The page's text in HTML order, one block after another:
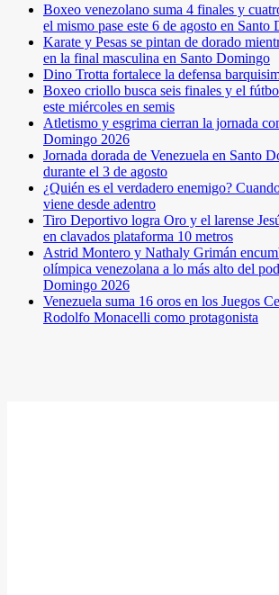
Boxeo venezolano suma 4 finales y
el mismo pase este 6 de agosto en Santo
Karate y Pesas se pintan de dorado
en la final masculina en Santo Domingo
Dino Trotta fortalece la defensa
Boxeo criollo busca seis finales y el
este miércoles en semis
Atletismo y esgrima cierran la jornada
Domingo 2026
Jornada dorada de Venezuela en Santo
durante el 3 de agosto
¿Quién es el verdadero enemigo?
viene desde adentro
Tiro Deportivo logra Oro y el larense
en clavados plataforma 10 metros
Astrid Montero y Nathaly Grimán
olímpica venezolana a lo más alto del
Domingo 2026
Venezuela suma 16 oros en los Juegos
Rodolfo Monacelli como protagonista